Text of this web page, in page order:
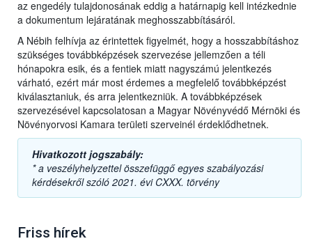
az engedély tulajdonosának eddig a határnapig kell intézkednie
a dokumentum lejáratának meghosszabbításáról.
A Nébih felhívja az érintettek figyelmét, hogy a hosszabbításhoz
szükséges továbbképzések szervezése jellemzően a téli
hónapokra esik, és a fentiek miatt nagyszámú jelentkezés
várható, ezért már most érdemes a megfelelő továbbképzést
kiválasztaniuk, és arra jelentkezniük. A továbbképzések
szervezésével kapcsolatosan a Magyar Növényvédő Mérnöki és
Növényorvosi Kamara területi szerveinél érdeklődhetnek.
Hivatkozott jogszabály:
* a veszélyhelyzettel összefüggő egyes szabályozási
kérdésekről szóló 2021. évi CXXX. törvény
Friss hírek